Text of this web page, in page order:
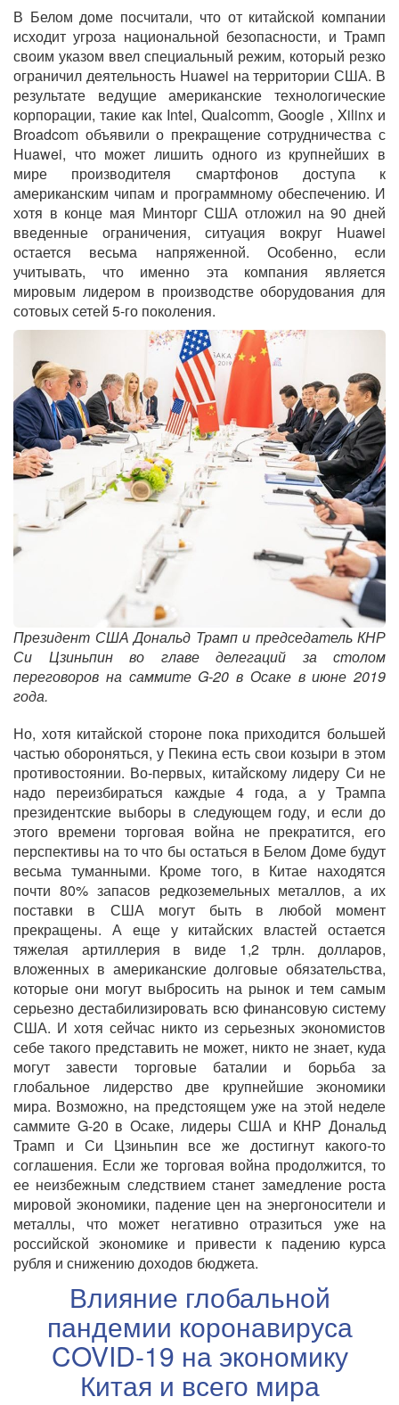
В Белом доме посчитали, что от китайской компании
исходит угроза национальной безопасности, и Трамп
своим указом ввел специальный режим, который резко
ограничил деятельность Huawei на территории США. В
результате ведущие американские технологические
корпорации, такие как Intel, Qualcomm, Google , Xilinx и
Broadcom объявили о прекращение сотрудничества с
Huawei, что может лишить одного из крупнейших в
мире производителя смартфонов доступа к
американским чипам и программному обеспечению. И
хотя в конце мая Минторг США отложил на 90 дней
введенные ограничения, ситуация вокруг Huawei
остается весьма напряженной. Особенно, если
учитывать, что именно эта компания является
мировым лидером в производстве оборудования для
сотовых сетей 5-го поколения.
Президент США Дональд Трамп и председатель КНР
Си Цзиньпин во главе делегаций за столом
переговоров на саммите G-20 в Осаке в июне 2019
года.
Но, хотя китайской стороне пока приходится большей
частью обороняться, у Пекина есть свои козыри в этом
противостоянии. Во-первых, китайскому лидеру Си не
надо переизбираться каждые 4 года, а у Трампа
президентские выборы в следующем году, и если до
этого времени торговая война не прекратится, его
перспективы на то что бы остаться в Белом Доме будут
весьма туманными. Кроме того, в Китае находятся
почти 80% запасов редкоземельных металлов, а их
поставки в США могут быть в любой момент
прекращены. А еще у китайских властей остается
тяжелая артиллерия в виде 1,2 трлн. долларов,
вложенных в американские долговые обязательства,
которые они могут выбросить на рынок и тем самым
серьезно дестабилизировать всю финансовую систему
США. И хотя сейчас никто из серьезных экономистов
себе такого представить не может, никто не знает, куда
могут завести торговые баталии и борьба за
глобальное лидерство две крупнейшие экономики
мира. Возможно, на предстоящем уже на этой неделе
саммите G-20 в Осаке, лидеры США и КНР Дональд
Трамп и Си Цзиньпин все же достигнут какого-то
соглашения. Если же торговая война продолжится, то
ее неизбежным следствием станет замедление роста
мировой экономики, падение цен на энергоносители и
металлы, что может негативно отразиться уже на
российской экономике и привести к падению курса
рубля и снижению доходов бюджета.
Влияние глобальной
пандемии коронавируса
COVID-19 на экономику
Китая и всего мира